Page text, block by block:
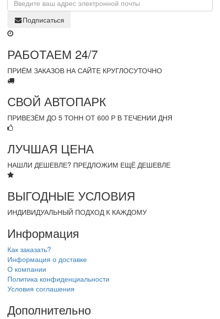
Подписаться
РАБОТАЕМ 24/7
ПРИЁМ ЗАКАЗОВ НА САЙТЕ КРУГЛОСУТОЧНО
СВОЙ АВТОПАРК
ПРИВЕЗЁМ ДО 5 ТОНН ОТ 600 Р В ТЕЧЕНИИ ДНЯ
ЛУЧШАЯ ЦЕНА
НАШЛИ ДЕШЕВЛЕ? ПРЕДЛОЖИМ ЕЩЁ ДЕШЕВЛЕ
ВЫГОДНЫЕ УСЛОВИЯ
ИНДИВИДУАЛЬНЫЙ ПОДХОД К КАЖДОМУ
Информация
Как заказать?
Информация о доставке
О компании
Политика конфиденциальности
Условия соглашения
Дополнительно